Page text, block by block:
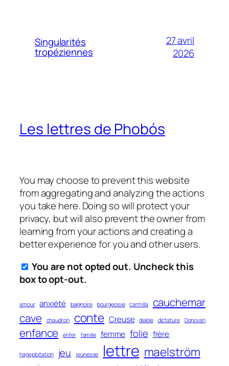
Singularités
tropéziennes
27 avril
2026
Les lettres de Phobós
You may choose to prevent this website
from aggregating and analyzing the actions
you take here. Doing so will protect your
privacy, but will also prevent the owner from
learning from your actions and creating a
better experience for you and other users.
You are not opted out. Uncheck this
box to opt-out.
amour anxiété baignoire bourgeoisie carmilla
cauchemar
cave
chaudron conte Creuse diable dictature Donovan
enfance enfer famille femme folie frère
hagsploitation jeu jeunesse lettre maelström